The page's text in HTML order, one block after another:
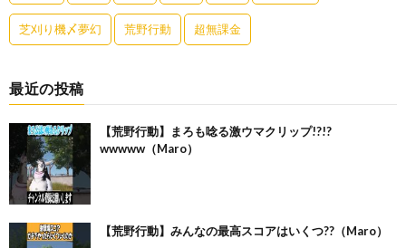
芝刈り機〆夢幻 荒野行動 超無課金
最近の投稿
【荒野行動】まろも唸る激ウマクリップ!?!?
wwwww（Maro）
【荒野行動】みんなの最高スコアはいくつ??（Maro）